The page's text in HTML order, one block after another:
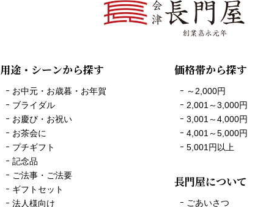
用途・シーンから探す
お中元・お歳暮・お年賀
ブライダル
お慶び・お祝い
お茶会に
プチギフト
記念品
ご法事・ご法要
ギフトセット
法人様向け
価格帯から探す
～2,000円
2,001～3,000円
3,001～4,000円
4,001～5,000円
5,001円以上
長門屋について
ごあいさつ